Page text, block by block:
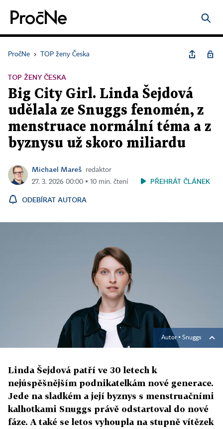
PročNe › TOP ženy Česka
TOP ŽENY ČESKA
Big City Girl. Linda Šejdová
udělala ze Snuggs fenomén, z
menstruace normální téma a z
byznysu už skoro miliardu
Michael Mareš
redaktor
27. 3. 2026 00:00 ▪ 10 min. čtení
PŘEHRÁT ČLÁNEK
ODEBÍRAT AUTORA
Autor ▪ Snuggs
Linda Šejdová patří ve 30 letech k
nejúspěšnějším podnikatelkám nové generace.
Jede na sladkém a její byznys s menstruačními
kalhotkami Snuggs právě odstartoval do nové
fáze. A také se letos vyhoupla na stupně vítězek